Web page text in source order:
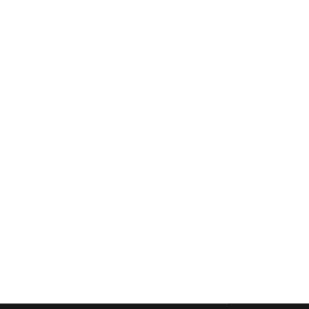
дас - А где русские, там русские книги! Как ученики